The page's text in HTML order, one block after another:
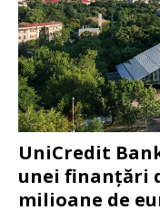
UniCredit
unei finanțări
milioane de